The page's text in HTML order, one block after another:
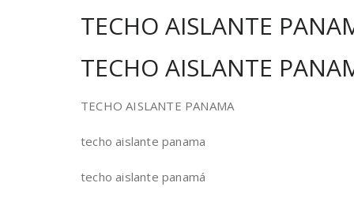
TECHO AISLANTE
TECHO AISLANTE
TECHO AISLANTE PANAMA
techo aislante panama
techo aislante panamá